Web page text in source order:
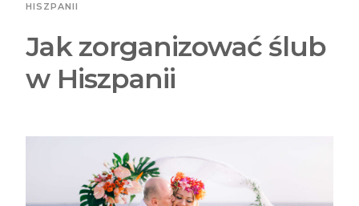
HISZPANII
Jak zorganizować ślub
w Hiszpanii